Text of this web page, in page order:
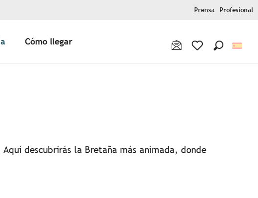
Prensa Profesional
Cómo llegar
favoris
descubrirás la Bretaña más animada, donde